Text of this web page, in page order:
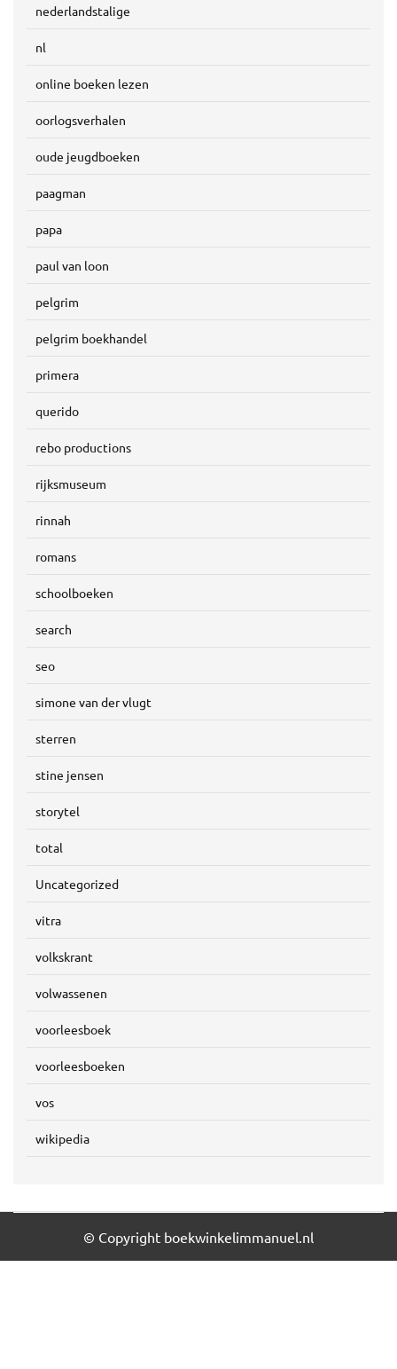
nederlandstalige
nl
online boeken lezen
oorlogsverhalen
oude jeugdboeken
paagman
papa
paul van loon
pelgrim
pelgrim boekhandel
primera
querido
rebo productions
rijksmuseum
rinnah
romans
schoolboeken
search
seo
simone van der vlugt
sterren
stine jensen
storytel
total
Uncategorized
vitra
volkskrant
volwassenen
voorleesboek
voorleesboeken
vos
wikipedia
© Copyright boekwinkelimmanuel.nl